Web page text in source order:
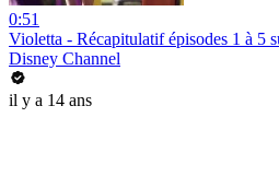
0:51
Violetta - Récapitulatif épisodes 1 à 5
Disney Channel
il y a 14 ans